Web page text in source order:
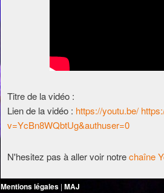
Titre de la vidéo :
Lien de la vidéo : https://youtu.be/
v=YcBn8WQbtUg&authuser=0
N'hesitez pas à aller voir notrechaîne
Mentions légales | MAJ